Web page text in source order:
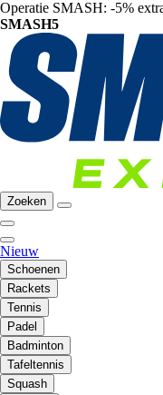
Operatie SMASH: -5%
SMASH5
Zoeken
Nieuw
Schoenen
Rackets
Tennis
Padel
Badminton
Tafeltennis
Squash